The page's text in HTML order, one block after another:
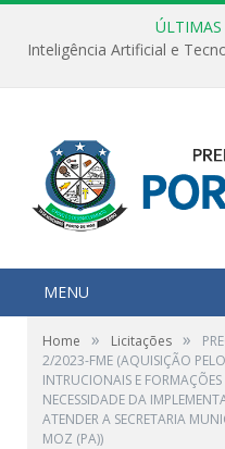
ÚLTIMAS
MENU
Home » Licitações »
2/2023-FME (AQUISIÇÃO
INTRUCIONAIS E
NECESSIDADE DA
ATENDER A SECRETARIA
MOZ (PA))